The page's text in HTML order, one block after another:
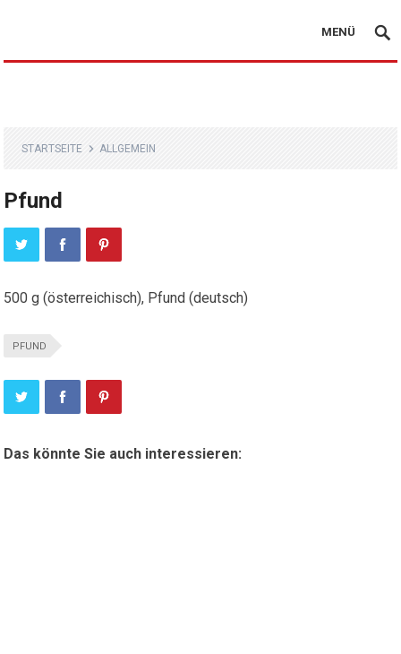
MENÜ
STARTSEITE ALLGEMEIN
Pfund
500 g (österreichisch), Pfund (deutsch)
PFUND
Das könnte Sie auch interessieren: